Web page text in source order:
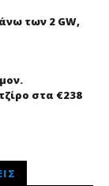
των 2 GW,
στα €238